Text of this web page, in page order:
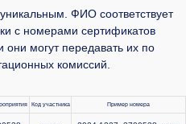
ФИО соответствует
с номерами сертификатов
они могут передавать их по
комиссий.
Код участника Пример номера